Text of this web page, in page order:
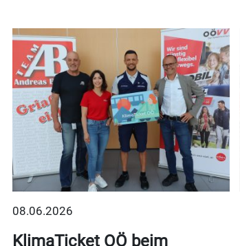
08.06.2026
KlimaTicket OÖ beim